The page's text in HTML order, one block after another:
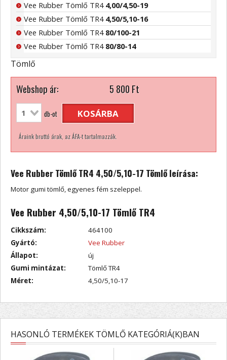
Vee Rubber Tömlő TR4 4,00/4,50-19
Vee Rubber Tömlő TR4 4,50/5,10-16
Vee Rubber Tömlő TR4 80/100-21
Vee Rubber Tömlő TR4 80/80-14
Tömlő
Webshop ár: 5 800Ft
db-ot KOSÁRBA
Áraink bruttó árak, az ÁFA-t tartalmazzák.
Vee Rubber Tömlő TR4 4,50/5,10-17 Tömlő leírása:
Motor gumi tömlő, egyenes fém szeleppel.
Vee Rubber 4,50/5,10-17 Tömlő TR4
Cikkszám:
464100
Gyártó:
Vee Rubber
Állapot:
új
Gumi mintázat:
Tömlő TR4
Méret:
4,50/5,10-17
HASONLÓ TERMÉKEK TÖMLŐ KATEGÓRIÁ(K)BAN